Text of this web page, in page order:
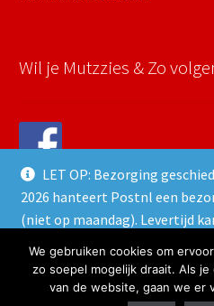
LET OP: Bezorging
2026 hanteert Postnl een
(niet op maandag). Levertijd
duren.
Negeren
Wil je Mutzzies & Zo
© 2026 Mutzzies & Zo - Powered
We gebruiken cookies om
zo soepel mogelijk draait. Als
van de website, gaan we er